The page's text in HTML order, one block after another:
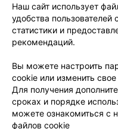
Публичный
Связаться по
Написать
Обработка
Наш сайт использует
удобства пользователей
статистики и
рекомендаций.
Вы можете настроить
cookie или изменить
Для получения
сроках и порядке
можете ознакомиться с
файлов cookie